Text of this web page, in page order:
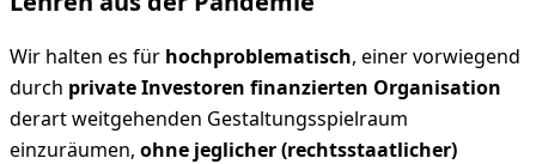
Wir halten es für hochproblematisch, einer vorwiegend
durch private Investoren finanzierten Organisation
derart weitgehenden Gestaltungsspielraum
einzuräumen, ohne jeglicher (rechtsstaatlicher)